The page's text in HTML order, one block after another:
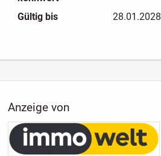
Gültig bis 28.01.2028
Anzeige von